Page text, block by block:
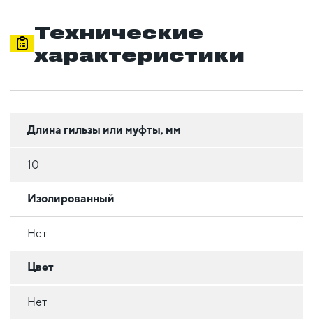
Технические
характеристики
Длина гильзы или муфты, мм
10
Изолированный
Нет
Цвет
Нет